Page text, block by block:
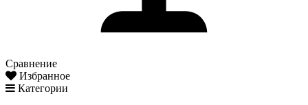
Сравнение
Избранное
Категории